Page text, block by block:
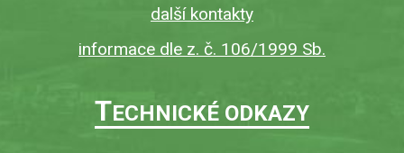
další kontakty
informace dle z. č. 106/1999 Sb.
TECHNICKÉ ODKAZY